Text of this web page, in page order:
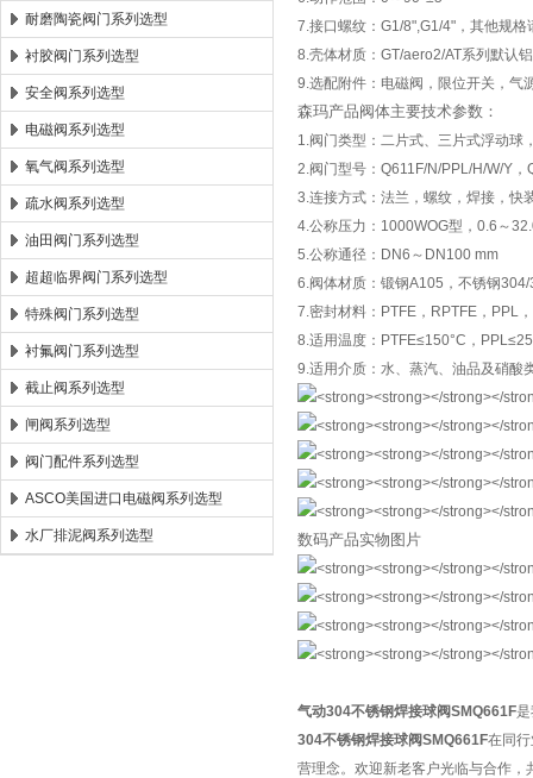
耐磨陶瓷阀门系列选型
衬胶阀门系列选型
安全阀系列选型
电磁阀系列选型
氧气阀系列选型
疏水阀系列选型
油田阀门系列选型
超超临界阀门系列选型
特殊阀门系列选型
衬氟阀门系列选型
截止阀系列选型
闸阀系列选型
阀门配件系列选型
ASCO美国进口电磁阀系列选型
水厂排泥阀系列选型
7.接口螺纹：G1/8",G1/4"，其他规格
8.壳体材质：GT/aero2/AT系列默认
9.选配附件：电磁阀，限位开关，气
森玛产品阀体主要技术参数：
1.阀门类型：二片式、三片式浮动球
2.阀门型号：Q611F/N/PPL/H/W/Y
3.连接方式：法兰，螺纹，焊接，快
4.公称压力：1000WOG型，0.6～
5.公称通径：DN6～DN100 mm
6.阀体材质：锻钢A105，不锈钢
7.密封材料：PTFE，RPTFE，PPL
8.适用温度：PTFE≤150°C，
9.适用介质：水、蒸汽、油品及硝酸
数码产品实物图片
气动304不锈钢焊接球阀SMQ661F
304不锈钢焊接球阀SMQ661F在同
营理念。欢迎新老客户光临与合作